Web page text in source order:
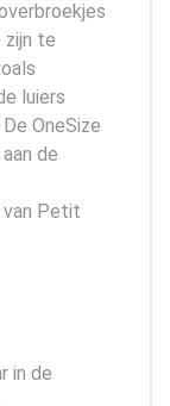
zijn te
luiers
OneSize
de
van Petit
in de